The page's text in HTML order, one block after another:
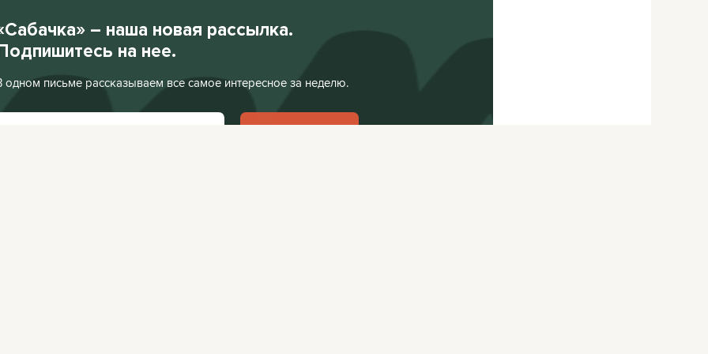
– наша новая рассылка.
на нее.
одном письме рассказываем все самое интересное за неделю.
Подписаться